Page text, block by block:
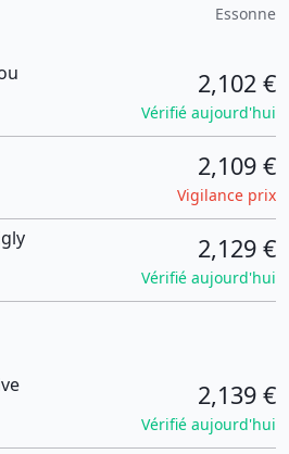
Essonne
2,102 €
Vérifié aujourd'hui
2,109 €
Vigilance prix
2,129 €
Vérifié aujourd'hui
2,139 €
Vérifié aujourd'hui